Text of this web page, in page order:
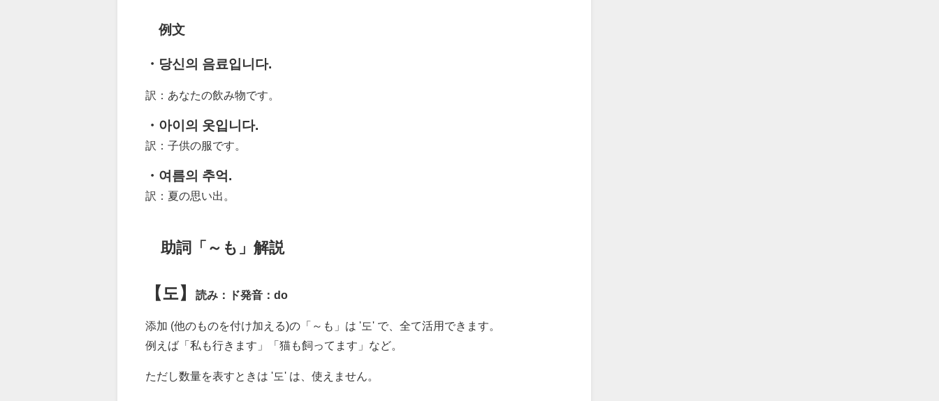
例文
・당신의 음료입니다.
訳：あなたの飲み物です。
・아이의 옷입니다.
訳：子供の服です。
・여름의 추억.
訳：夏の思い出。
助詞「～も」解説
【도】 読み：ド発音：do
添加 (他のものを付け加える)の「～も」は '도' で、全て活用できます。
例えば「私も行きます」「猫も飼ってます」など。
ただし数量を表すときは '도' は、使えません。